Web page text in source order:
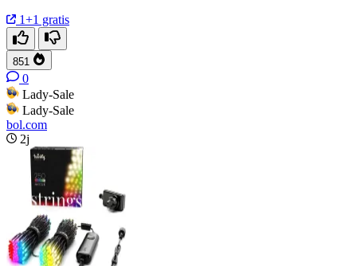
1+1 gratis
851
0
Lady-Sale
Lady-Sale
bol.com
2j